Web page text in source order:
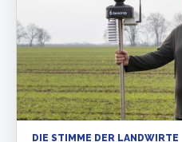
DIE STIMME DER LANDWIRTE